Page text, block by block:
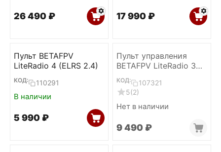
26 490 ₽ 17 990 ₽
Пульт BETAFPV
LiteRadio 4 (ELRS 2.4)
КОД: 110291
В наличии
5 990 ₽
Пульт управления
BETAFPV LiteRadio 3
Pro (ELRS 2.4)
КОД:
107321
5(2)
Нет в наличии
9 490 ₽